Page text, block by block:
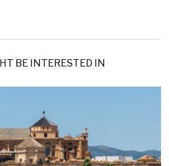
BE INTERESTED IN